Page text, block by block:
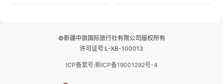
©新疆中旅国际旅行社有限公司版权所有
许可证号:L-XB-100013
ICP备案号:新ICP备19001292号-4